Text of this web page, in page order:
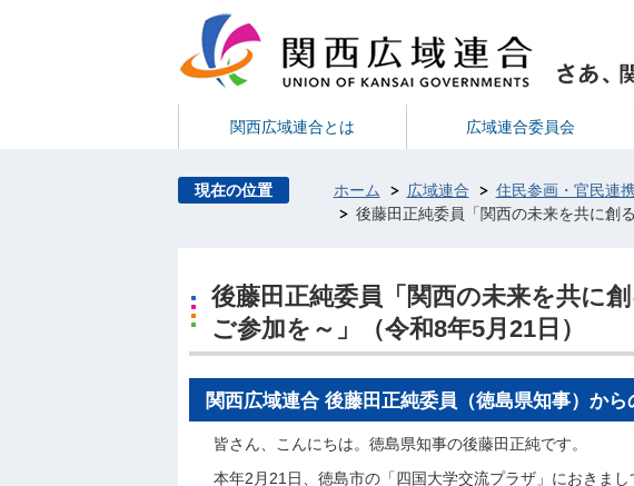
関西広域連合とは 広域連合委員会
現在の位置 ホーム 広域連合 住民参画・官民連
後藤田正純委員「関西の未来を共に創
後藤田正純委員「関西の未来を共に
ご参加を～」（令和8年5月21日）
関西広域連合 後藤田正純委員（徳島県知事）から
皆さん、こんにちは。徳島県知事の後藤田正純です。
本年2月21日、徳島市の「四国大学交流プラザ」におきま